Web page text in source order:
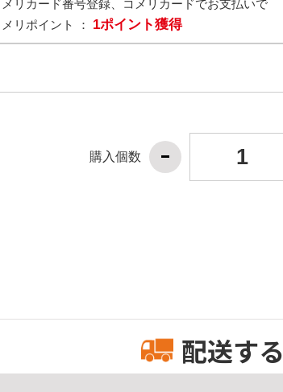
メリカード番号登録、コメリカードでお支払いで
メリポイント ： 1ポイント獲得
購入個数
配送する